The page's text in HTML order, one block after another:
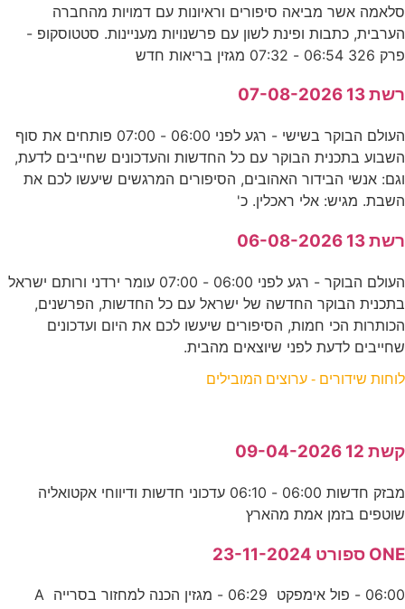
סלאמה אשר מביאה סיפורים וראיונות עם דמויות מהחברה
הערבית, כתבות ופינת לשון עם פרשנויות מעניינות. סטטוסקופ -
פרק 326 06:54 - 07:32 מגזין בריאות חדש
רשת 13 07-08-2026
העולם הבוקר בשישי - רגע לפני 06:00 - 07:00 פותחים את סוף
השבוע בתכנית הבוקר עם כל החדשות והעדכונים שחייבים לדעת,
וגם: אנשי הבידור האהובים, הסיפורים המרגשים שיעשו לכם את
השבת. מגיש: אלי ראכלין. כ'
רשת 13 06-08-2026
העולם הבוקר - רגע לפני 06:00 - 07:00 עומר ירדני ורותם ישראל
בתכנית הבוקר החדשה של ישראל עם כל החדשות, הפרשנים,
הכותרות הכי חמות, הסיפורים שיעשו לכם את היום ועדכונים
שחייבים לדעת לפני שיוצאים מהבית.
לוחות שידורים - ערוצים המובילים
קשת 12 09-04-2026
מבזק חדשות 06:00 - 06:10 עדכוני חדשות ודיווחי אקטואליה
שוטפים בזמן אמת מהארץ
ONE ספורט 23-11-2024
06:00 - פול אימפקט 06:29 - מגזין הכנה למחזור בסרייה A